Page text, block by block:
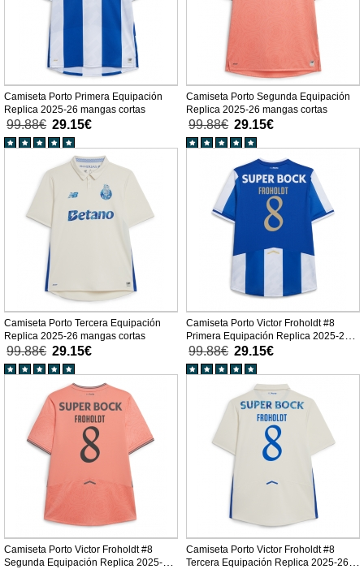
Camiseta Porto Primera Equipación
Replica 2025-26 mangas cortas
99.88€ 29.15€
Camiseta Porto Segunda Equipación
Replica 2025-26 mangas cortas
99.88€ 29.15€
Camiseta Porto Tercera Equipación
Replica 2025-26 mangas cortas
99.88€ 29.15€
Camiseta Porto Victor Froholdt #8
Primera Equipación Replica 2025-26
mangas cortas
99.88€ 29.15€
Camiseta Porto Victor Froholdt #8
Segunda Equipación Replica 2025-26
Camiseta Porto Victor Froholdt #8
Tercera Equipación Replica 2025-26